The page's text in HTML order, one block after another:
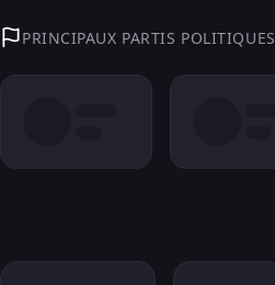
PRINCIPAUX PARTIS POLITIQUES